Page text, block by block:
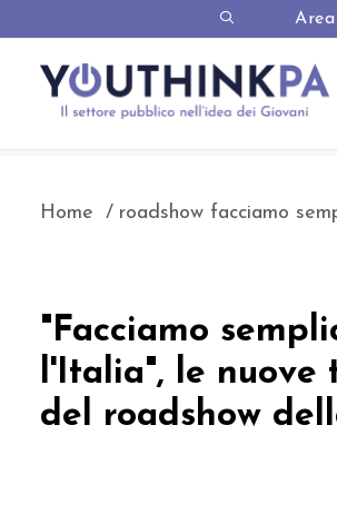
Home roadshow facciamo
"Facciamo
l'Italia", le nuove
del roadshow